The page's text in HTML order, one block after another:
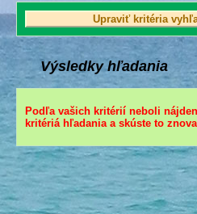
Výsledky hľadania
Podľa vašich kritérií neboli
kritériá hľadania a skúste to